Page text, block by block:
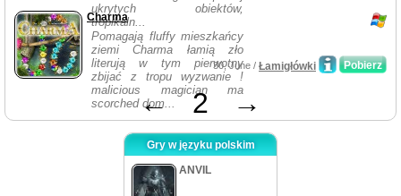
ukrytych obiektów,
tropikaln...
Charma
Pomagają fluffy mieszkańcy
ziemi Charma łamią zło
literują w tym pierwotny
zbijać z tropu wyzwanie !
malicious magician ma
scorched dom...
Pobierz
30, June / Łamigłówki
← 2 →
Gry w języku polskim
ANVIL